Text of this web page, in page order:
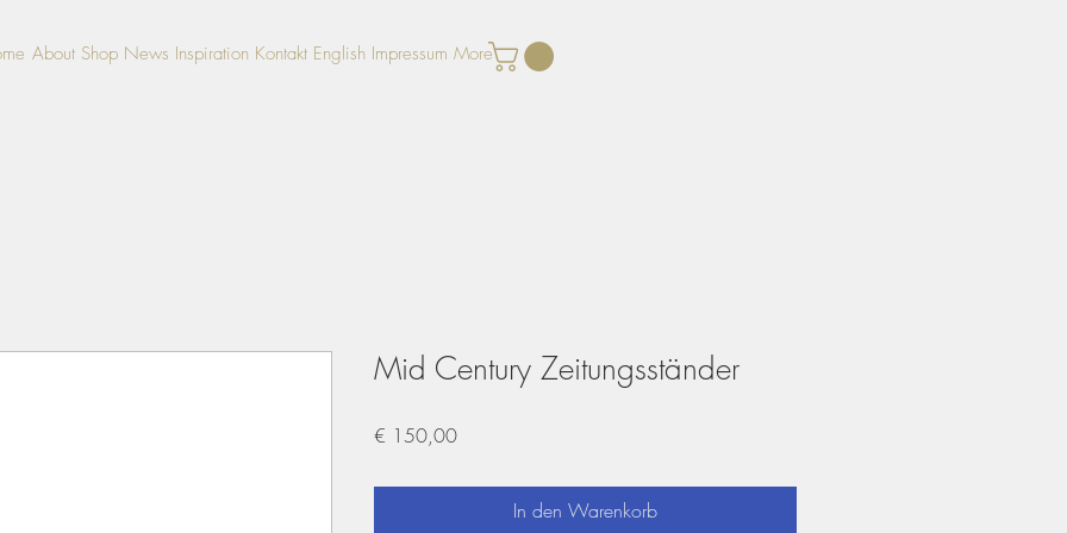
About Shop News Inspiration Kontakt English Impressum More
Mid Century Zeitungsständer
€ 150,00Preis
In den Warenkorb